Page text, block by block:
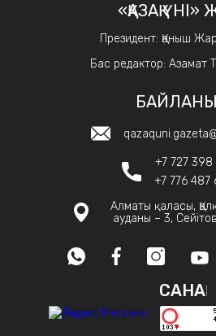
«ҚАЗАҚ
Президент: Қаныш
Бас редактор: Азамат
+7 727 398
+7 776 487
Алматы қаласы,
ауданы – 3,
САНАҚ